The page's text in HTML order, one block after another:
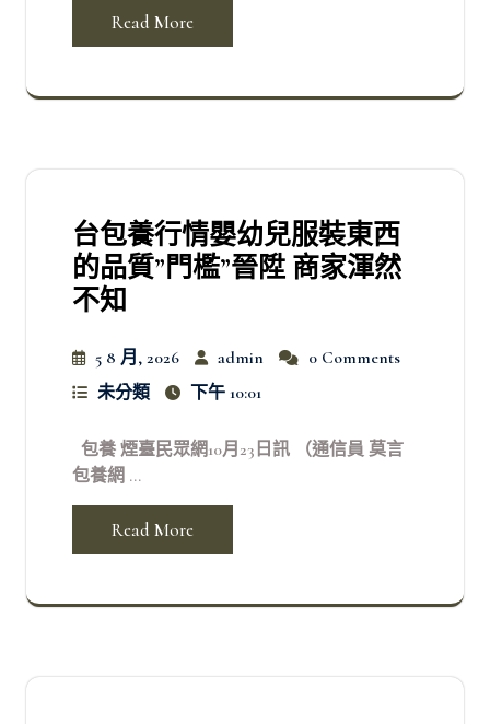
Read More
台包養行情嬰幼兒服裝東西
的品質”門檻”晉陞 商家渾然
不知
5 8 月, 2026 admin
0 Comments
未分類
下午 10:01
包養 煙臺民眾網10月23日訊 （通信員 莫言
包養網 ...
Read More